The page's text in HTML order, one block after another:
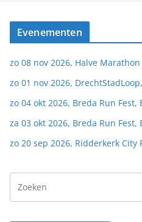
Evenementen
zo 08 nov 2026, Halve
zo 01 nov 2026,
zo 04 okt 2026, Breda Run Fest,
za 03 okt 2026, Breda Run Fest,
zo 20 sep 2026, Ridderkerk City